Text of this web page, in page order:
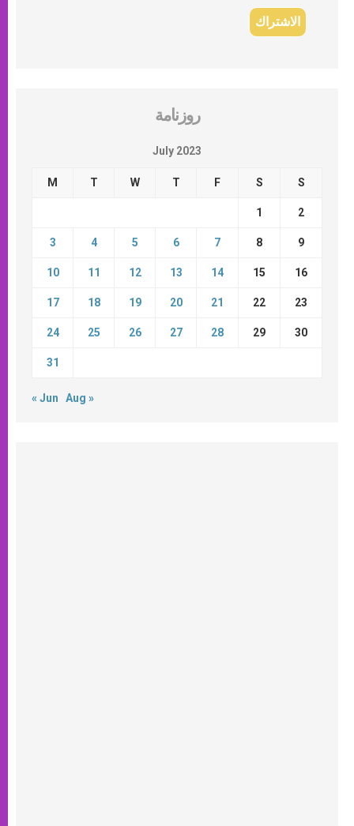
روزنامة
July 2023
M T W T F S S
1 2
3 4 5 6 7 8 9
10 11 12 13 14 15 16
17 18 19 20 21 22 23
24 25 26 27 28 29 30
31
« Jun Aug »